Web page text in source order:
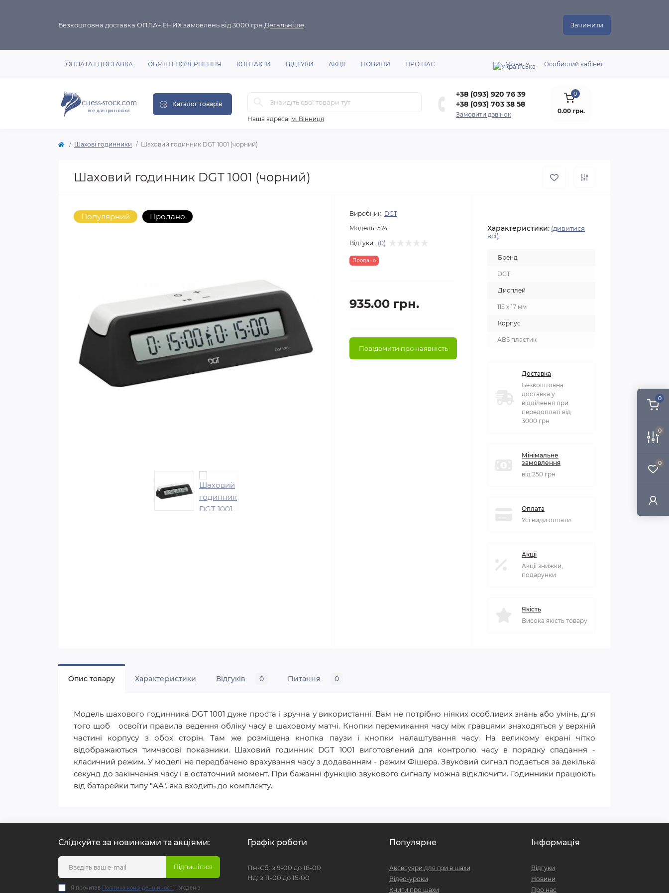
0
0
0
Безкоштовна доставка ОПЛАЧЕНИХ замовлень від 3000 грн Детальніше Зачинити
ОПЛАТА І ДОСТАВКА ОБМІН І ПОВЕРНЕННЯ КОНТАКТИ ВІДГУКИ АКЦІЇ НОВИНИ ПРО НАС Мова Особистий кабінет
Каталог товарів
Наша адреса: м. Вінниця
+38 (093) 920 76 39
+38 (093) 703 38 58
Замовити дзвінок
0
0.00 грн.
Шахові годинники Шаховий годинник DGT 1001 (чорний)
Шаховий годинник DGT 1001 (чорний)
Популярний Продано Виробник: DGT
Модель: 5741
Відгуки: (0)
Продано
935.00 грн.
Повідомити про наявність
Характеристики: (дивитися
всі)
Бренд
DGT
Дисплей
115 х 17 мм
Корпус
ABS пластик
Доставка
Безкоштовна
доставка у
відділення при
передоплаті від
3000 грн
Мінімальне
замовлення
від 250 грн
Оплата
Усі види оплати
Акції
Акції знижки,
подарунки
Якість
Висока якість товару
Опис товару Характеристики Відгуків 0 Питання 0
Модель шахового годинника DGT 1001 дуже проста і зручна у використанні. Вам не потрібно ніяких особливих знань або умінь, для
того щоб освоїти правила ведення обліку часу в шаховому матчі. Кнопки перемикання часу між гравцями знаходяться у верхній
частині корпусу з обох сторін. Там же розміщена кнопка паузи і кнопки налаштування часу. На великому екрані чітко
відображаються тимчасові показники. Шаховий годинник DGT 1001 виготовлений для контролю часу в порядку спадання -
класичний режим. У моделі не передбачено врахування часу з додаванням - режим Фішера. Звуковий сигнал подається за декілька
секунд до закінчення часу і в остаточний момент. При бажанні функцію звукового сигналу можна відключити. Годинники працюють
від батарейки типу "AA". яка входить до комплекту.
Слідкуйте за новинками та акціями:
Підпишіться
Я прочитав Політика конфіденційності і згоден з
Графік роботи
Пн-Сб: з 9-00 до 18-00
Нд: з 11-00 до 15-00
Популярне
Аксесуари для гри в шахи
Відео-уроки
Книги про шахи
Інформація
Відгуки
Новини
Про нас